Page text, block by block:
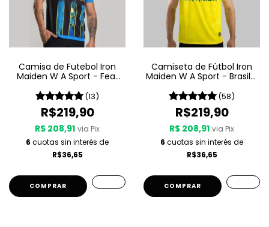
Camisa de Futebol Iron
Maiden W A Sport - Fear
(13)
R$219,90
R$ 208,91 via Pix
6 cuotas sin interés de
R$36,65
COMPRAR
Camiseta de Fútbol Iron
Maiden W A Sport - Brasil -
(58)
R$219,90
R$ 208,91 via Pix
6 cuotas sin interés de
R$36,65
COMPRAR